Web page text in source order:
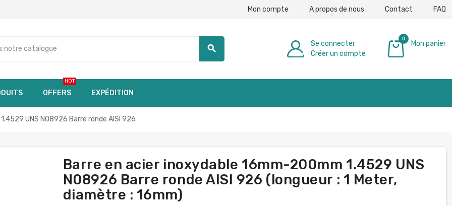
Mon compte A propos de nous Contact FAQ
search
Se connecter
Créer un compte
0
Mon panier
OFFERS
HOT
EXPÉDITION
UNS N08926 Barre ronde AISI 926
Barre en acier inoxydable 16mm-200mm 1.4529 UNS
N08926 Barre ronde AISI 926 (longueur : 1 Meter,
diamètre : 16mm)